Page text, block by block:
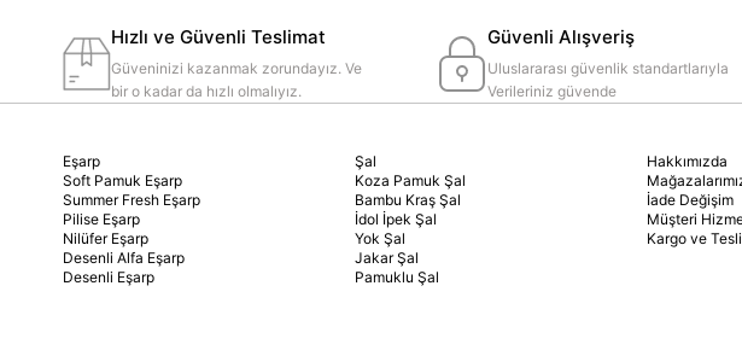
Hızlı ve Güvenli Teslimat
Güveninizi kazanmak zorundayız. Ve
bir o kadar da hızlı olmalıyız.
Güvenli Alışveriş
Uluslararası güvenlik standartlarıyla
Verileriniz güvende
Eşarp
Soft Pamuk Eşarp
Summer Fresh Eşarp
Pilise Eşarp
Nilüfer Eşarp
Desenli Alfa Eşarp
Desenli Eşarp
Şal
Koza Pamuk Şal
Bambu Kraş Şal
İdol İpek Şal
Yok Şal
Jakar Şal
Pamuklu Şal
Hakkımızda
İade Değişim
Müşteri
Kargo ve